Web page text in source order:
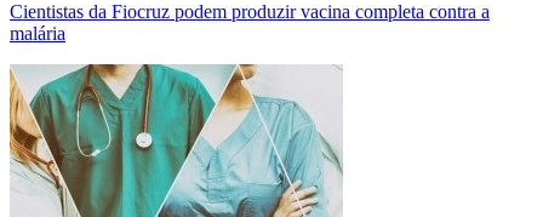
Cientistas da Fiocruz podem produzir vacina completa contra a
malária